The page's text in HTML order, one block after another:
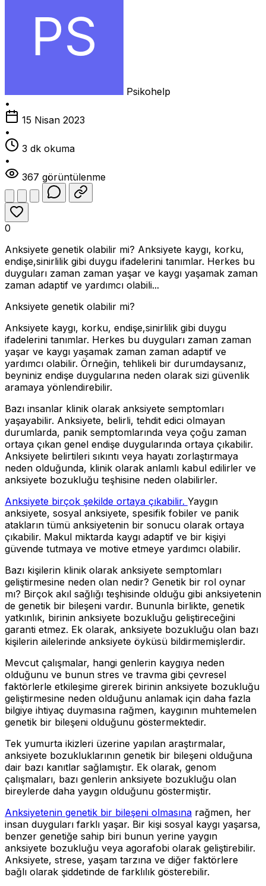
Psikohelp
•
15 Nisan 2023
•
3 dk okuma
•
367 görüntülenme
0
Anksiyete genetik olabilir mi? Anksiyete kaygı, korku,
endişe,sinirlilik gibi duygu ifadelerini tanımlar. Herkes bu
duyguları zaman zaman yaşar ve kaygı yaşamak zaman
zaman adaptif ve yardımcı olabili...
Anksiyete genetik olabilir mi?
Anksiyete kaygı, korku, endişe,sinirlilik gibi duygu
ifadelerini tanımlar. Herkes bu duyguları zaman zaman
yaşar ve kaygı yaşamak zaman zaman adaptif ve
yardımcı olabilir. Örneğin, tehlikeli bir durumdaysanız,
beyniniz endişe duygularına neden olarak sizi güvenlik
aramaya yönlendirebilir.
Bazı insanlar klinik olarak anksiyete semptomları
yaşayabilir. Anksiyete, belirli, tehdit edici olmayan
durumlarda, panik semptomlarında veya çoğu zaman
ortaya çıkan genel endişe duygularında ortaya çıkabilir.
Anksiyete belirtileri sıkıntı veya hayatı zorlaştırmaya
neden olduğunda, klinik olarak anlamlı kabul edilirler ve
anksiyete bozukluğu teşhisine neden olabilirler.
Anksiyete birçok şekilde ortaya çıkabilir. Yaygın
anksiyete, sosyal anksiyete, spesifik fobiler ve panik
atakların tümü anksiyetenin bir sonucu olarak ortaya
çıkabilir. Makul miktarda kaygı adaptif ve bir kişiyi
güvende tutmaya ve motive etmeye yardımcı olabilir.
Bazı kişilerin klinik olarak anksiyete semptomları
geliştirmesine neden olan nedir? Genetik bir rol oynar
mı? Birçok akıl sağlığı teşhisinde olduğu gibi anksiyetenin
de genetik bir bileşeni vardır. Bununla birlikte, genetik
yatkınlık, birinin anksiyete bozukluğu geliştireceğini
garanti etmez. Ek olarak, anksiyete bozukluğu olan bazı
kişilerin ailelerinde anksiyete öyküsü bildirmemişlerdir.
Mevcut çalışmalar, hangi genlerin kaygıya neden
olduğunu ve bunun stres ve travma gibi çevresel
faktörlerle etkileşime girerek birinin anksiyete bozukluğu
geliştirmesine neden olduğunu anlamak için daha fazla
bilgiye ihtiyaç duymasına rağmen, kaygının muhtemelen
genetik bir bileşeni olduğunu göstermektedir.
Tek yumurta ikizleri üzerine yapılan araştırmalar,
anksiyete bozukluklarının genetik bir bileşeni olduğuna
dair bazı kanıtlar sağlamıştır. Ek olarak, genom
çalışmaları, bazı genlerin anksiyete bozukluğu olan
bireylerde daha yaygın olduğunu göstermiştir.
Anksiyetenin genetik bir bileşeni olmasına rağmen, her
insan duyguları farklı yaşar. Bir kişi sosyal kaygı yaşarsa,
benzer genetiğe sahip biri bunun yerine yaygın
anksiyete bozukluğu veya agorafobi olarak geliştirebilir.
Anksiyete, strese, yaşam tarzına ve diğer faktörlere
bağlı olarak şiddetinde de farklılık gösterebilir.